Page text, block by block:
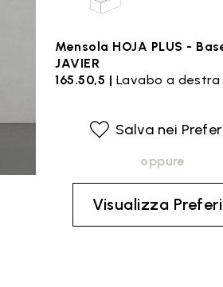
Mensola HOJA PLUS -
JAVIER
165.50,5 | Lavabo a destra
Salva nei
oppure
Visualizza